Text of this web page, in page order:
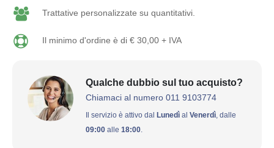
Trattative personalizzate su quantitativi.
Il minimo d'ordine è di € 30,00 + IVA
Qualche dubbio sul tuo acquisto?
Chiamaci al numero 011 9103774
Il servizio è attivo dal Lunedì al Venerdì , dalle
09:00 alle 18:00